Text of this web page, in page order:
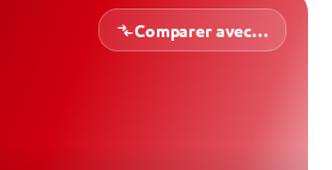
Comparer avec…